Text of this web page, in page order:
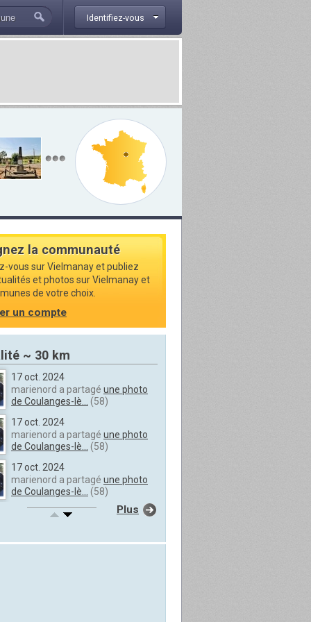
Identifiez-vous
la communauté
vous sur Vielmanay et publiez
et photos sur Vielmanay et
de votre choix.
un compte
~ 30 km
17 oct. 2024
marienord a partagé une photo
de Coulanges-lè...
(58)
17 oct. 2024
marienord a partagé une photo
de Coulanges-lè...
(58)
17 oct. 2024
marienord a partagé une photo
de Coulanges-lè...
(58)
17 oct. 2024
Plus